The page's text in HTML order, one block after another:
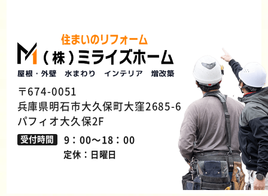
〒674-0051
兵庫県明石市大久保町大窪2685-6
パフィオ大久保2F
受付時間 9：00～18：00
定休：日曜日